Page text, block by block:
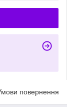
повернення